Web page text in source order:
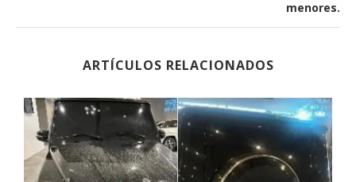
menores.
ARTÍCULOS RELACIONADOS